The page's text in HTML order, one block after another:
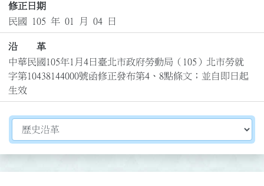
修正日期
民國 105 年 01 月 04 日
沿 革
中華民國105年1月4日臺北市政府勞動局（105）北市勞就
字第10438144000號函修正發布第4、8點條文；並自即日起
生效
切換選擇法規資訊內容